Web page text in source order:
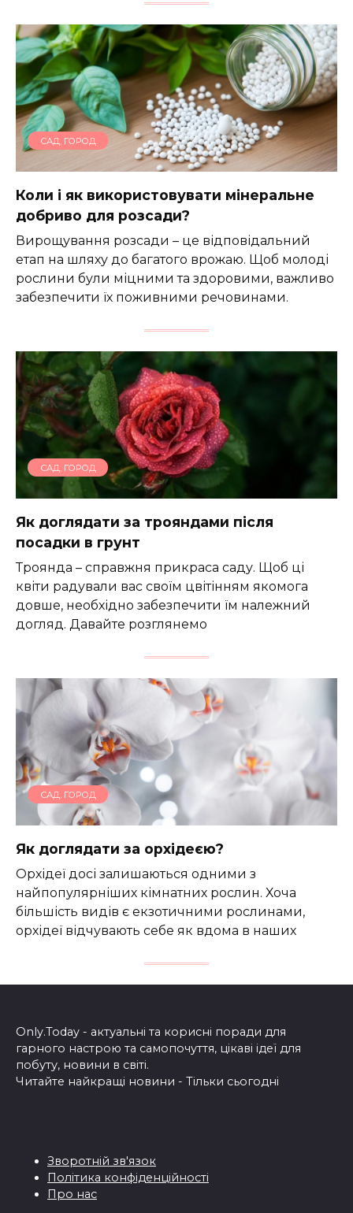
САД, ГОРОД
Коли і як використовувати мінеральне
добриво для розсади?
Вирощування розсади – це відповідальний
етап на шляху до багатого врожаю. Щоб молоді
рослини були міцними та здоровими, важливо
забезпечити їх поживними речовинами.
САД, ГОРОД
Як доглядати за трояндами після
посадки в грунт
Троянда – справжня прикраса саду. Щоб ці
квіти радували вас своїм цвітінням якомога
довше, необхідно забезпечити їм належний
догляд. Давайте розглянемо
САД, ГОРОД
Як доглядати за орхідеєю?
Орхідеї досі залишаються одними з
найпопулярніших кімнатних рослин. Хоча
більшість видів є екзотичними рослинами,
орхідеї відчувають себе як вдома в наших
Only.Today - актуальні та корисні поради для
гарного настрою та самопочуття, цікаві ідеї для
побуту, новини в світі.
Читайте найкращі новини - Тільки сьогодні
Зворотній зв'язок
Політика конфіденційності
Про нас